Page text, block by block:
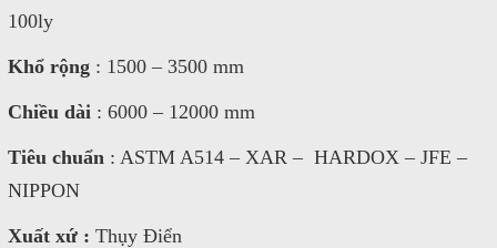
100ly
Khổ rộng : 1500 – 3500 mm
Chiều dài : 6000 – 12000 mm
Tiêu chuẩn : ASTM A514 – XAR – HARDOX – JFE –
NIPPON
Xuất xứ : Thụy Điển